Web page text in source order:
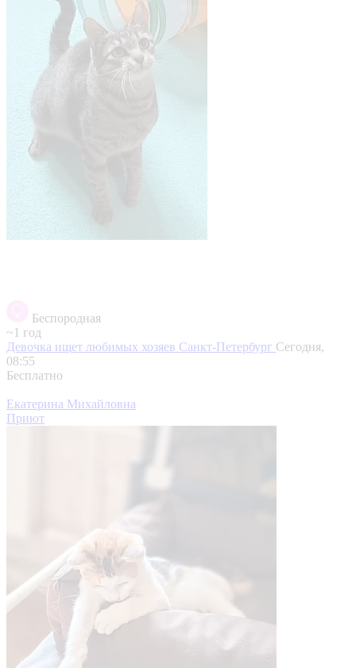
Беспородная
~1 год
Девочка ищет любимых хозяев Санкт-Петербург Сегодня,
08:55
Бесплатно
Екатерина Михайловна
Приют